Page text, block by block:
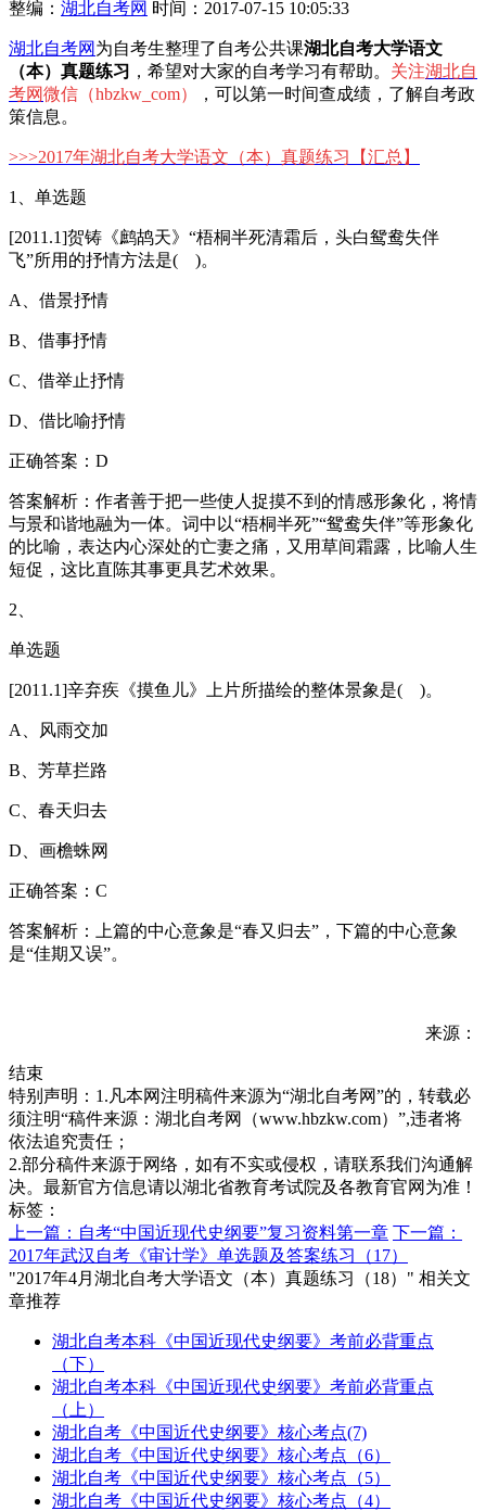
整编： 湖北自考网 时间：2017-07-15 10:05:33
湖北自考网 为自考生整理了自考公共课湖北自考大学语文
（本）真题练习 ，希望对大家的自考学习有帮助。 关注湖北自
考网微信（hbzkw_com）
，可以第一时间查成绩，了解自考政
策信息。
>>>2017年湖北自考大学语文（本）真题练习 【汇总】
1、单选题
[2011.1]贺铸《鹧鸪天》“梧桐半死清霜后，头白鸳鸯失伴
飞”所用的抒情方法是( )。
A、借景抒情
B、借事抒情
C、借举止抒情
D、借比喻抒情
正确答案：D
答案解析：作者善于把一些使人捉摸不到的情感形象化，将情
与景和谐地融为一体。词中以“梧桐半死”“鸳鸯失伴”等形象化
的比喻，表达内心深处的亡妻之痛，又用草间霜露，比喻人生
短促，这比直陈其事更具艺术效果。
2、
单选题
[2011.1]辛弃疾《摸鱼儿》上片所描绘的整体景象是( )。
A、风雨交加
B、芳草拦路
C、春天归去
D、画檐蛛网
正确答案：C
答案解析：上篇的中心意象是“春又归去”，下篇的中心意象
是“佳期又误”。
来源：
结束
特别声明：1.凡本网注明稿件来源为“湖北自考网”的，转载必
须注明“稿件来源：湖北自考网（www.hbzkw.com）”,违者将
依法追究责任；
2.部分稿件来源于网络，如有不实或侵权，请联系我们沟通解
决。最新官方信息请以湖北省教育考试院及各教育官网为准！
标签：
上一篇：自考“中国近现代史纲要”复习资料第一章 下一篇：
2017年武汉自考《审计学》单选题及答案练习（17）
"2017年4月湖北自考大学语文（本）真题练习（18）" 相关文
章推荐
湖北自考本科《中国近现代史纲要》考前必背重点
（下）
湖北自考本科《中国近现代史纲要》考前必背重点
（上）
湖北自考《中国近代史纲要》核心考点(7)
湖北自考《中国近代史纲要》核心考点（6）
湖北自考《中国近代史纲要》核心考点（5）
湖北自考《中国近代史纲要》核心考点（4）